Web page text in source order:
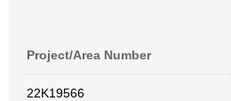
Project/Area Number
22K19566